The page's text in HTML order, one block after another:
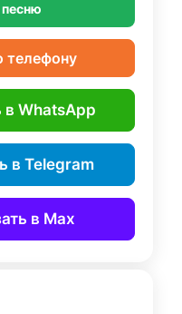
телефону
в WhatsApp
в Telegram
в Max